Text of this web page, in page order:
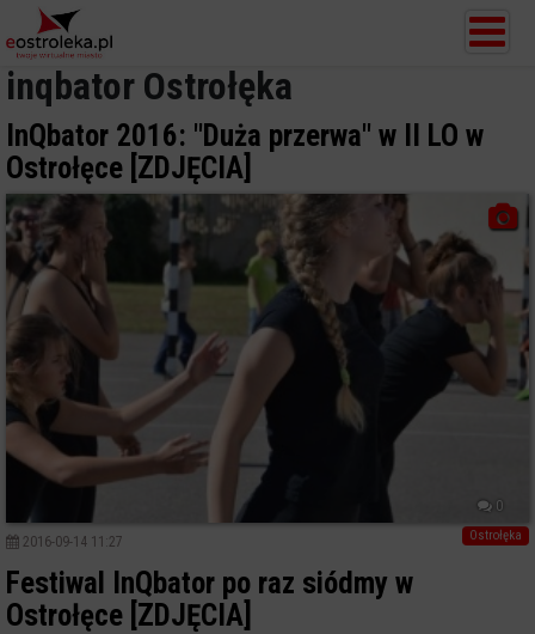
inqbator Ostrołęka
InQbator 2016: "Duża przerwa" w II LO w
Ostrołęce [ZDJĘCIA]
0
Ostrołęka
2016-09-14 11:27
Festiwal InQbator po raz siódmy w
Ostrołęce [ZDJĘCIA]